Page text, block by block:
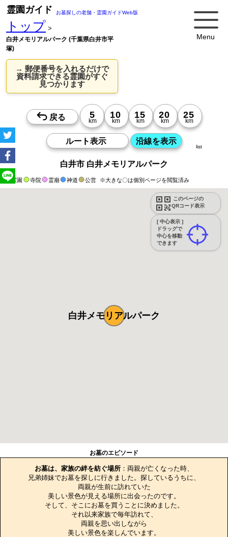
Menu
霊園ガイド お墓探しの老舗・霊園ガイドWeb版
トップ >
白井メモリアルパーク (千葉県白井市平
塚)
→ 郵便番号を入れるだけで
資料請求できる霊園がすぐ
見つかります
白井市 白井メモリアルパーク
霊園 寺院 霊廟 神道 公営 ※大きな〇は個別ページを閲覧済み
このページの
QRコード表示
[ 中心表示 ]
ドラッグで
中心を移動
できます
list
白井メモリアルパーク
お墓のエピソード
お墓は、家族の絆を紡ぐ場所 ：両親が亡くなった時、
兄弟姉妹でお墓を探しに行きました。探しているうちに、
両親が生前に訪れていた
美しい景色が見える場所に出会ったのです。
そして、そこにお墓を買うことに決めました。
それ以来家族で毎年訪れて、
両親を思い出しながら
美しい景色を楽しんでいます。